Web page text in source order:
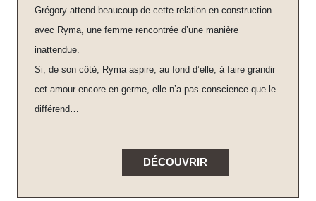
Grégory attend beaucoup de cette relation en construction
avec Ryma, une femme rencontrée d’une manière
inattendue.
Si, de son côté, Ryma aspire, au fond d’elle, à faire grandir
cet amour encore en germe, elle n’a pas conscience que le
différend…
DÉCOUVRIR